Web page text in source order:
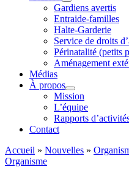
Gardiens avertis
Entraide-familles
Halte-Garderie
Service de droits
Périnatalité (petits
Aménagement
Médias
À propos
Mission
L’équipe
Rapports
Contact
Accueil » Nouvelles »
Organisme